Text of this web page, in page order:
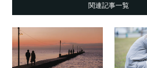
関連記事一覧